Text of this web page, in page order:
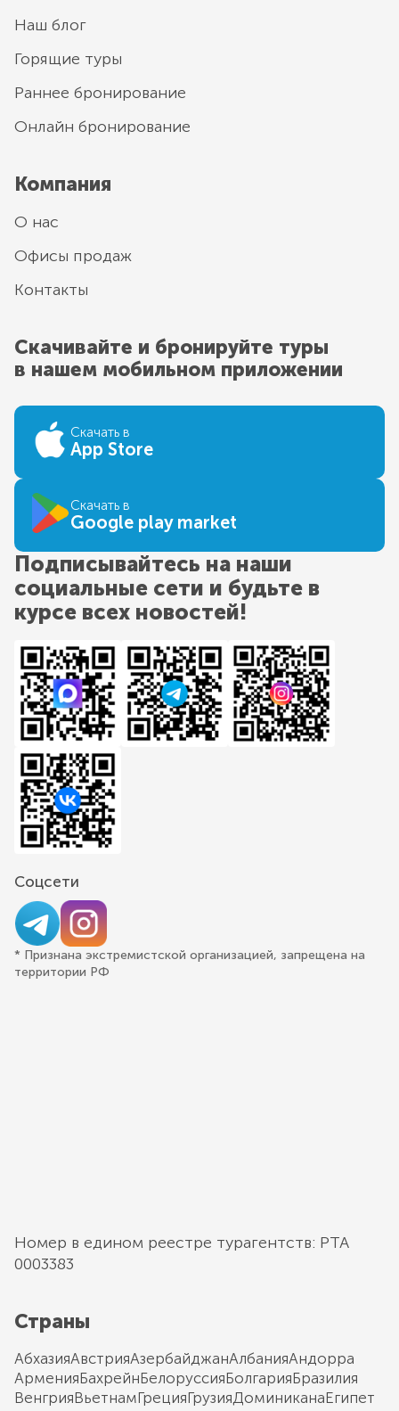
Наш блог
Горящие туры
Раннее бронирование
Онлайн бронирование
Компания
О нас
Офисы продаж
Контакты
Скачивайте и бронируйте туры
в нашем мобильном приложении
Скачать в
App Store
Скачать в
Google play market
Подписывайтесь на наши
социальные сети и будьте в
курсе всех новостей!
Соцсети
* Признана экстремистской организацией, запрещена на
территории РФ
Номер в едином реестре турагентств: РТА
0003383
Страны
АбхазияАвстрияАзербайджанАлбанияАндорра
АрменияБахрейнБелоруссияБолгарияБразилия
ВенгрияВьетнамГрецияГрузияДоминиканаЕгипет